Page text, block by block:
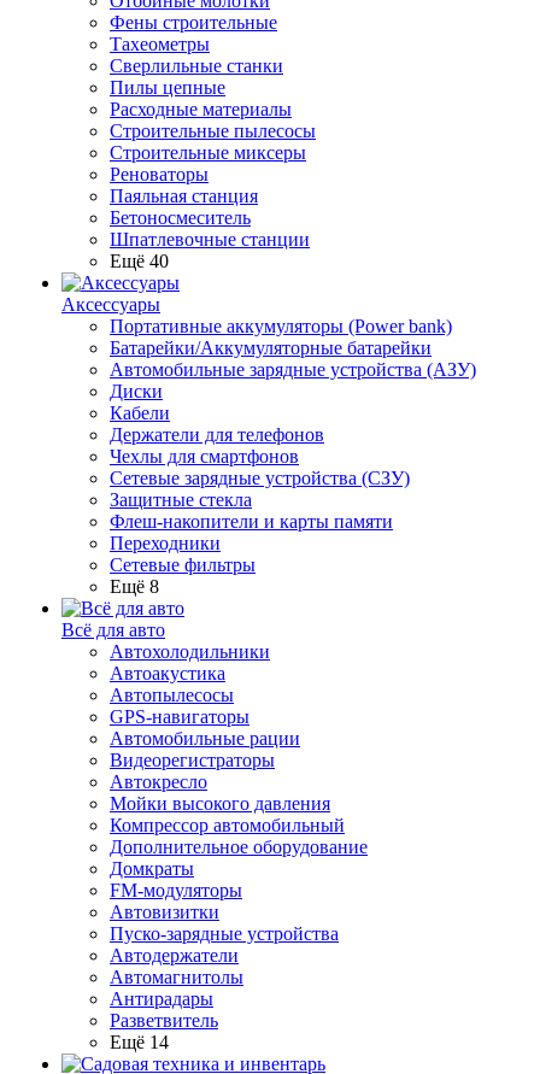
Фены строительные
Тахеометры
Сверлильные станки
Пилы цепные
Расходные материалы
Строительные пылесосы
Строительные миксеры
Реноваторы
Паяльная станция
Бетоносмеситель
Шпатлевочные станции
Ещё 40
Аксессуары
Портативные аккумуляторы (Power bank)
Батарейки/Аккумуляторные батарейки
Автомобильные зарядные устройства (АЗУ)
Диски
Кабели
Держатели для телефонов
Чехлы для смартфонов
Сетевые зарядные устройства (СЗУ)
Защитные стекла
Флеш-накопители и карты памяти
Переходники
Сетевые фильтры
Ещё 8
Всё для авто
Автохолодильники
Автоакустика
Автопылесосы
GPS-навигаторы
Автомобильные рации
Видеорегистраторы
Автокресло
Мойки высокого давления
Компрессор автомобильный
Дополнительное оборудование
Домкраты
FM-модуляторы
Автовизитки
Пуско-зарядные устройства
Автодержатели
Автомагнитолы
Антирадары
Разветвитель
Ещё 14